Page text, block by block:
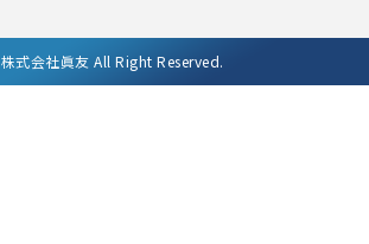
株式会社眞友 All Right Reserved.